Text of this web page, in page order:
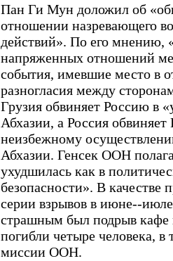
Пан Ги Мун доложил об
отношении назревающего
действий». По его мнению,
напряженных отношений
события, имевшие место в
разногласия между
Грузия обвиняет Россию в
Абхазии, а Россия обвиняет
неизбежному
Абхазии. Генсек ООН
ухудшилась как в
безопасности». В качестве
серии взрывов в июне--
страшным был подрыв кафе
погибли четыре человека, в
миссии ООН.